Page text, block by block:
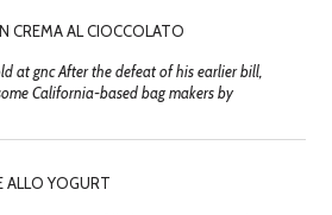
CREMA AL CIOCCOLATO
at gnc After the defeat of his earlier bill,
California-based bag makers by
ALLO YOGURT